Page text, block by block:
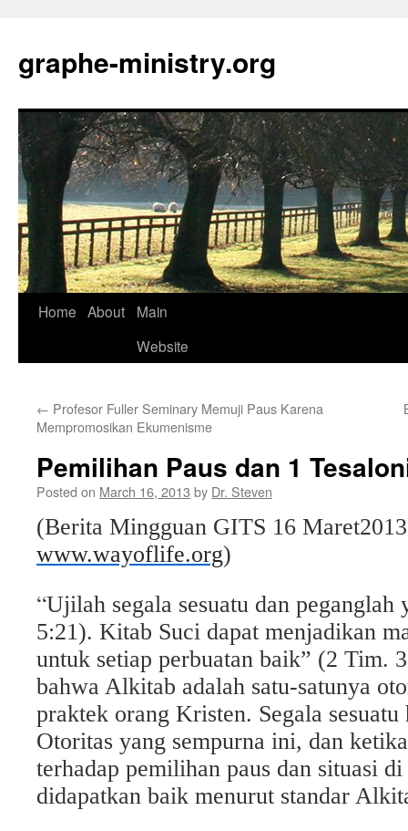
content
graphe-ministry.org
Home About
Main
Website
← Profesor Fuller Seminary Memuji Paus Karena
Mempromosikan Ekumenisme
Pemilihan Paus dan 1
Posted on March 16, 2013 by Dr. Steven
(Berita Mingguan GITS 16 Maret2013
www.wayoflife.org)
“Ujilah segala sesuatu dan peganglah
5:21). Kitab Suci dapat menjadikan
untuk setiap perbuatan baik” (2 Tim.
bahwa Alkitab adalah satu-satunya
praktek orang Kristen. Segala
Otoritas yang sempurna ini, dan
terhadap pemilihan paus dan situasi
didapatkan baik menurut standar